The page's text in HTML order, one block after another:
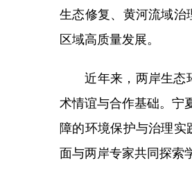
生态修复、黄河流域
区域高质量发展。
近年来，两岸生态环
术情谊与合作基础。宁
障的环境保护与治理
面与两岸专家共同探索